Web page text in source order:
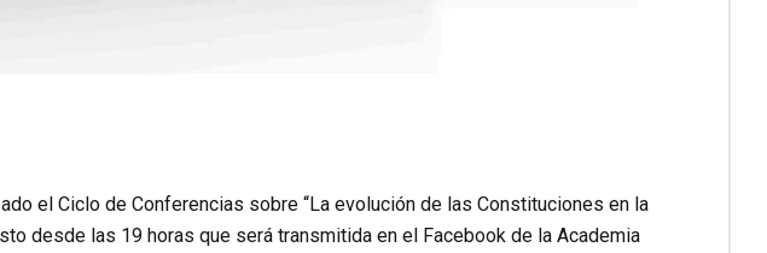
el Ciclo de Conferencias sobre “La evolución de las Constituciones en la
desde las 19 horas que será transmitida en el Facebook de la Academia